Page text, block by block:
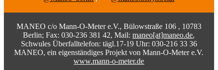
MANEO c/o Mann-O-Meter e.V., Bülowstraße 106 , 10783
Berlin; Fax: 030-236 381 42, Mail:maneo[at]maneo.de,
Schwules Überfalltelefon: tägl.17-19 Uhr: 030-216 33 36
MANEO, ein eigenständiges Projekt von Mann-O-Meter e.V.
www.mann-o-meter.de